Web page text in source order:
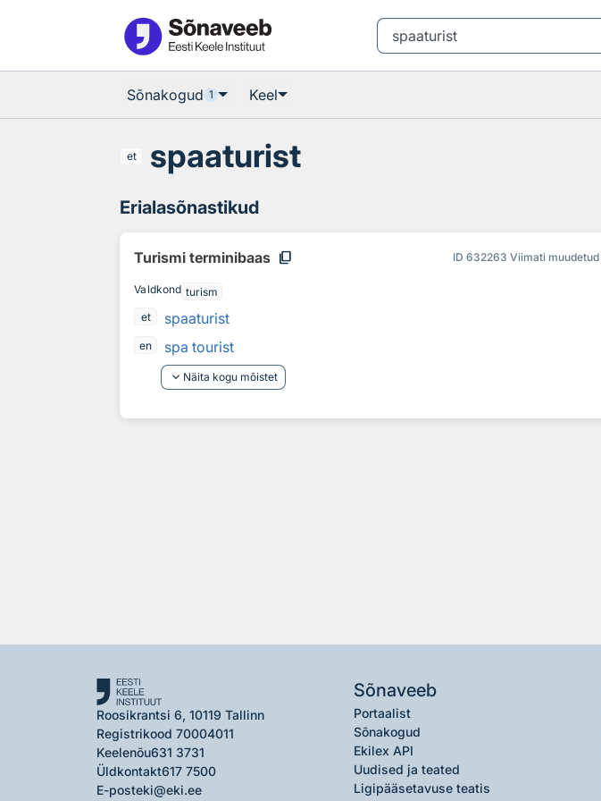
Sõnakogud 1 Keel
et spaaturist
Erialasõnastikud
Turismi terminibaas content_copy ID 632263 Viimati muudetud
Valdkond turism
et
spaaturist
en
spa tourist
keyboard_arrow_down Näita kogu mõistet
Roosikrantsi 6, 10119 Tallinn
Registrikood 70004011
Keelenõu631 3731
Üldkontakt617 7500
E-posteki@eki.ee
Sõnaveeb
Portaalist
Sõnakogud
Ekilex API
Uudised ja teated
Ligipääsetavuse teatis